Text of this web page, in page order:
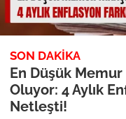
SON DAKIKA
En Düşük Memur
Oluyor: 4 Aylık
Netleşti!